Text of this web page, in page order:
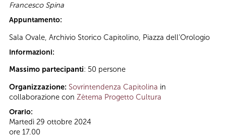
Francesco Spina
Appuntamento:
Sala Ovale, Archivio Storico Capitolino, Piazza dell’Orologio
Informazioni:
Massimo partecipanti: 50 persone
Organizzazione: Sovrintendenza Capitolina in
collaborazione con Zètema Progetto Cultura
Orario:
Martedì 29 ottobre 2024
ore 17.00